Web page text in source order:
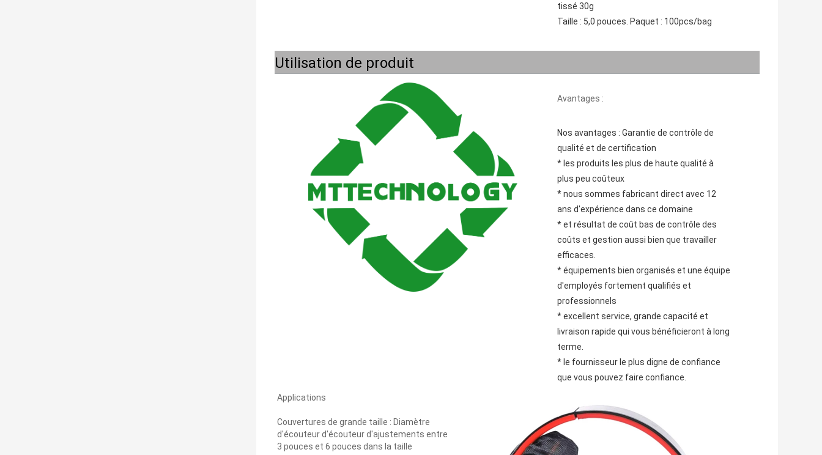
tissé 30g
Taille : 5,0 pouces. Paquet : 100pcs/bag
Utilisation de produit
Avantages :
Nos avantages : Garantie de contrôle de
qualité et de certification
* les produits les plus de haute qualité à
plus peu coûteux
* nous sommes fabricant direct avec 12
ans d'expérience dans ce domaine
* et résultat de coût bas de contrôle des
coûts et gestion aussi bien que travailler
efficaces.
* équipements bien organisés et une équipe
d'employés fortement qualifiés et
professionnels
* excellent service, grande capacité et
livraison rapide qui vous bénéficieront à long
terme.
* le fournisseur le plus digne de confiance
que vous pouvez faire confiance.
Applications
Couvertures de grande taille : Diamètre
d'écouteur d'écouteur d'ajustements entre
3 pouces et 6 pouces dans la taille